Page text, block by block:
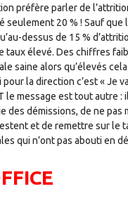
préfère parler de
seulement 20 % ! Sauf que
dessus de 15 %
taux élevé. Des chiffres
saine alors qu’élevés
la direction c’est « Je
le message est tout autre :
des démissions, de ne pas
et de remettre sur le
qui n’ont pas abouti en